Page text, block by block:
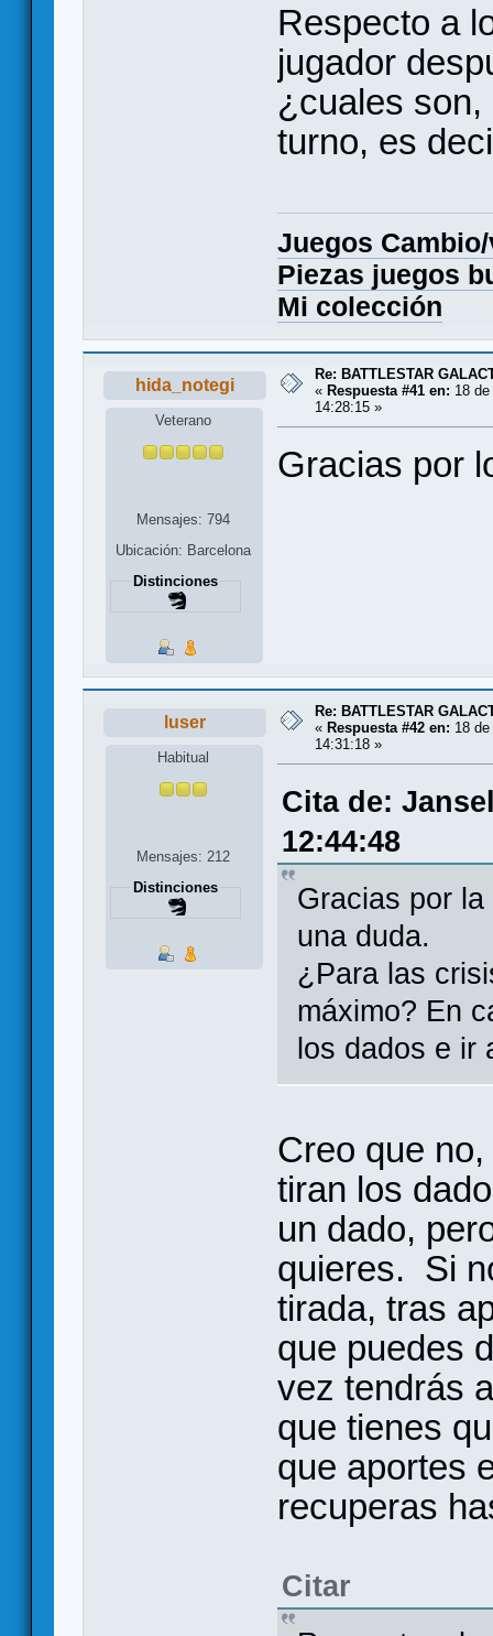
Respecto a
jugador
¿cuales son,
turno, es
Juegos
Piezas juegos
Mi colección
hida_notegi
Veterano
Mensajes: 794
Ubicación: Barcelona
Distinciones
Re: BATTLESTAR
« Respuesta #41 en: 18
14:28:15 »
Gracias por
luser
Habitual
Mensajes: 212
Distinciones
Re: BATTLESTAR
« Respuesta #42 en: 18
14:31:18 »
Cita de:
12:44:48
Gracias por
una duda.
¿Para las
máximo? En
los dados e ir
Creo que
tiran los
un dado,
quieres. Si
tirada, tras
que puedes
vez tendrás
que tienes
que aportes
recuperas
Citar